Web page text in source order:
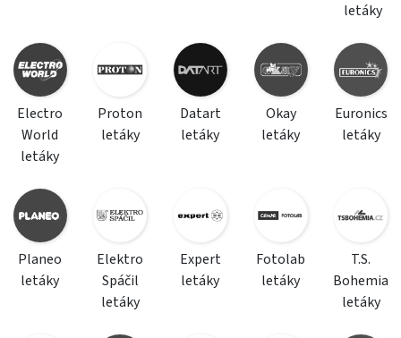
letáky
Electro
World
letáky
Proton
letáky
Datart
letáky
Okay
letáky
Euronics
letáky
Planeo
letáky
Elektro
Spáčil
letáky
Expert
letáky
Fotolab
letáky
T.S.
Bohemia
letáky